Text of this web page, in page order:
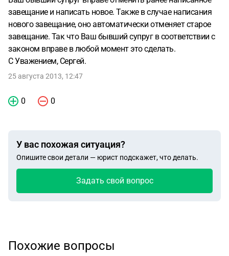
завещание и написать новое. Также в случае написания
нового завещание, оно автоматически отменяет старое
завещание. Так что Ваш бывший супруг в соответствии с
законом вправе в любой момент это сделать.
С Уважением, Сергей.
25 августа 2013, 12:47
0 0
У вас похожая ситуация?
Опишите свои детали — юрист подскажет, что делать.
Задать свой вопрос
Похожие вопросы